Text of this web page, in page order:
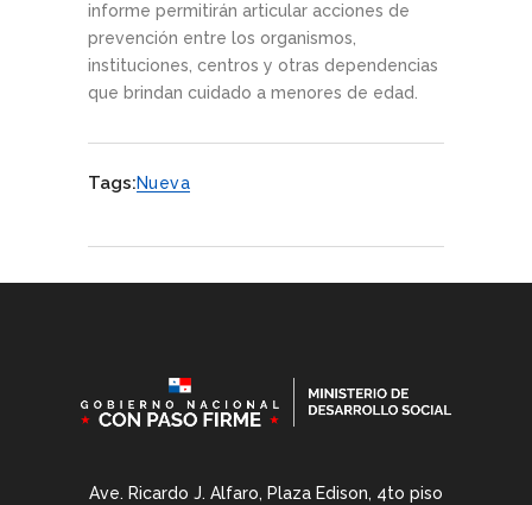
informe permitirán articular acciones de
prevención entre los organismos,
instituciones, centros y otras dependencias
que brindan cuidado a menores de edad.
Tags:Nueva
Ave. Ricardo J. Alfaro, Plaza Edison, 4to piso